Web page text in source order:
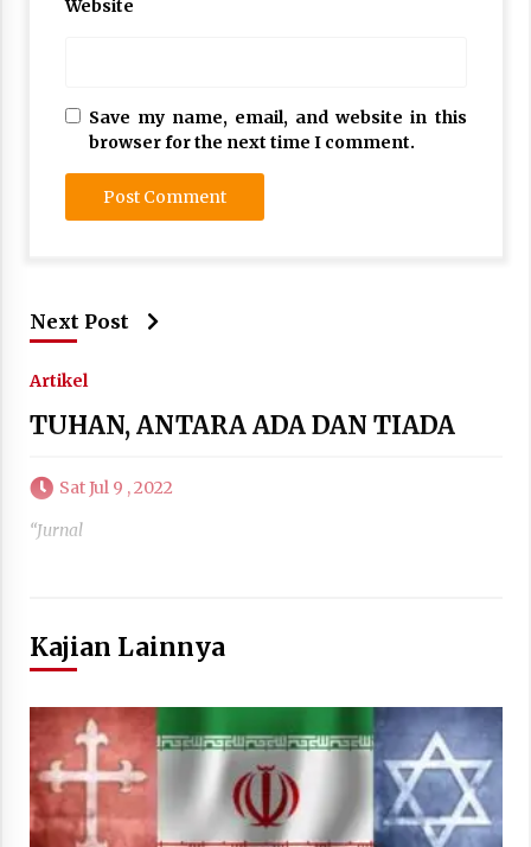
Website
Save my name, email, and website in this
browser for the next time I comment.
Next Post
Artikel
TUHAN, ANTARA ADA DAN TIADA
Sat Jul 9 , 2022
“Jurnal
Kajian Lainnya